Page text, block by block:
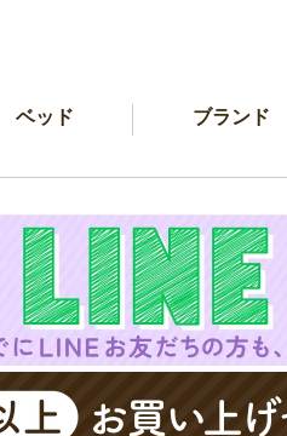
ベッド ブランド